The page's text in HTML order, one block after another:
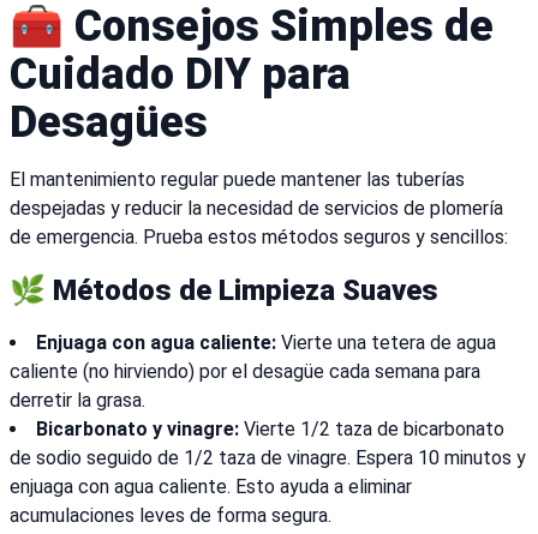
🧰 Consejos Simples de
Cuidado DIY para
Desagües
El mantenimiento regular puede mantener las tuberías
despejadas y reducir la necesidad de servicios de plomería
de emergencia. Prueba estos métodos seguros y sencillos:
🌿 Métodos de Limpieza Suaves
Enjuaga con agua caliente: Vierte una tetera de agua
caliente (no hirviendo) por el desagüe cada semana para
derretir la grasa.
Bicarbonato y vinagre: Vierte 1/2 taza de bicarbonato
de sodio seguido de 1/2 taza de vinagre. Espera 10 minutos y
enjuaga con agua caliente. Esto ayuda a eliminar
acumulaciones leves de forma segura.